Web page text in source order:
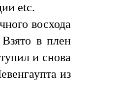
etc.
восхода
в плен
и снова
из